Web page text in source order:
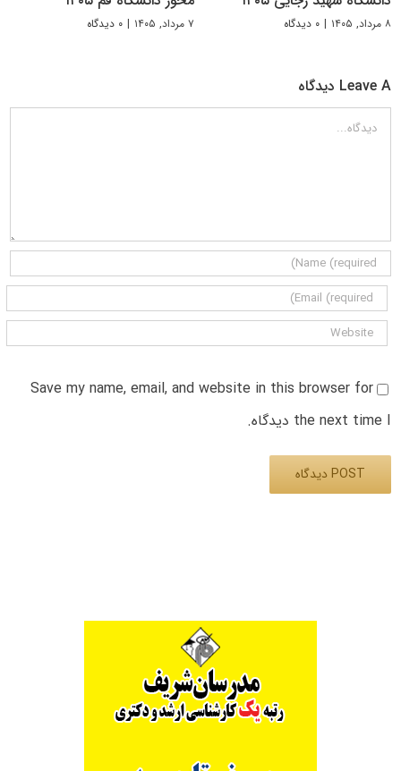
۸ مرداد, ۱۴۰۵ | ۰ دیدگاه ۷ مرداد, ۱۴۰۵ | ۰ دیدگاه
Leave A دیدگاه
دیدگاه
Save my name, email, and website in this browser for
the next time I دیدگاه.